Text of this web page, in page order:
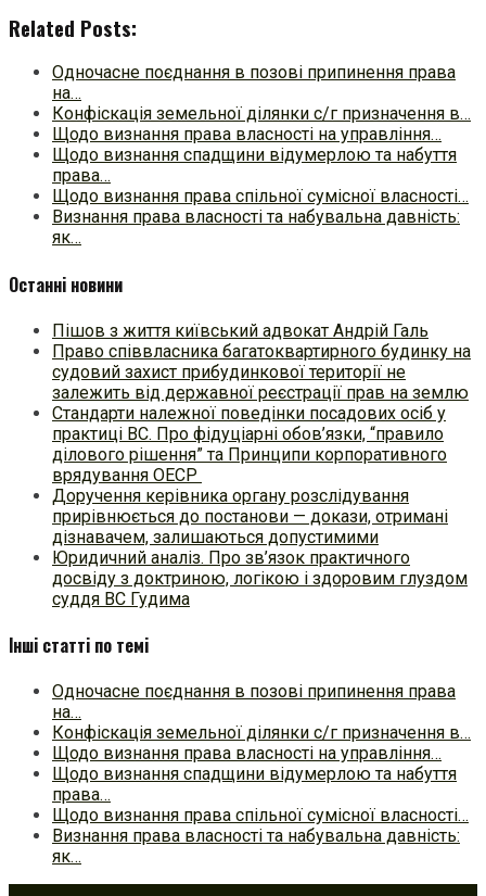
Related Posts:
Одночасне поєднання в позові припинення права
на…
Конфіскація земельної ділянки с/г призначення в…
Щодо визнання права власності на управління…
Щодо визнання спадщини відумерлою та набуття
права…
Щодо визнання права спільної сумісної власності…
Визнання права власності та набувальна давність:
як…
Останні новини
Пішов з життя київський адвокат Андрій Галь
Право співвласника багатоквартирного будинку на
судовий захист прибудинкової території не
залежить від державної реєстрації прав на землю
Стандарти належної поведінки посадових осіб у
практиці ВC. Про фідуціарні обов’язки, “правило
ділового рішення” та Принципи корпоративного
врядування ОЕСР
Доручення керівника органу розслідування
прирівнюється до постанови — докази, отримані
дізнавачем, залишаються допустимими
Юридичний аналіз. Про зв’язок практичного
досвіду з доктриною, логікою і здоровим глуздом
суддя ВС Гудима
Інші статті по темі
Одночасне поєднання в позові припинення права
на…
Конфіскація земельної ділянки с/г призначення в…
Щодо визнання права власності на управління…
Щодо визнання спадщини відумерлою та набуття
права…
Щодо визнання права спільної сумісної власності…
Визнання права власності та набувальна давність:
як…